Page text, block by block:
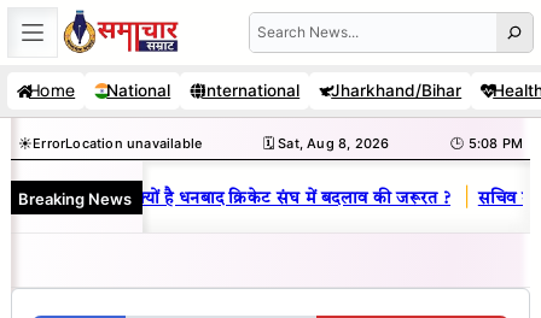
Skip
to
content
Search
Home National International Jharkhand/Bihar
☀️ErrorLocation unavailable 🗓️ Sat, Aug 8, 2026 🕒 5:08 PM
Breaking News
राज : जानें क्यों है धनबाद क्रिकेट संघ में बदलाव की जरूरत ? | सचिव